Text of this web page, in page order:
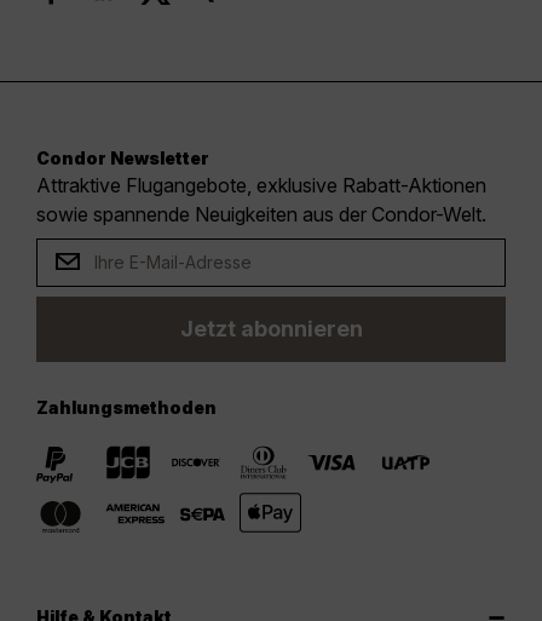
Condor Newsletter
Attraktive Flugangebote, exklusive Rabatt-Aktionen
sowie spannende Neuigkeiten aus der Condor-Welt.
Jetzt abonnieren
Zahlungsmethoden